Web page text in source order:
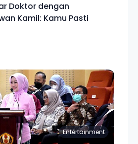
Doktor dengan
Kamil: Kamu Pasti
Entertainment